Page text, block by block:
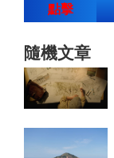
點擊
隨機文章